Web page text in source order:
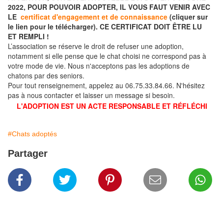
2022, POUR POUVOIR ADOPTER, IL VOUS FAUT VENIR AVEC
LE certificat d'engagement et de connaissance (cliquer sur
le lien pour le télécharger). CE CERTIFICAT DOIT ÊTRE LU
ET REMPLI !
L’association se réserve le droit de refuser une adoption,
notamment si elle pense que le chat choisi ne correspond pas à
votre mode de vie. Nous n'acceptons pas les adoptions de
chatons par des seniors.
Pour tout renseignement, appelez au 06.75.33.84.66. N'hésitez
pas à nous contacter et laisser un message si besoin.
L'ADOPTION EST UN ACTE RESPONSABLE ET RÉFLÉCHI
#Chats adoptés
Partager